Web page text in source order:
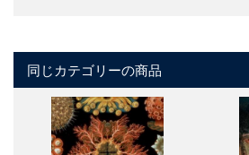
同じカテゴリーの商品